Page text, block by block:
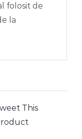
folosit de
la
This